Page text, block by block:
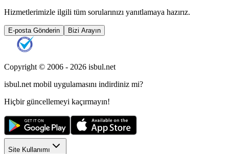
Hizmetlerimizle ilgili tüm sorularınızı yanıtlamaya hazırız.
E-posta Gönderin Bizi Arayın
Copyright © 2006 - 2026 isbul.net
isbul.net mobil uygulamasını indirdiniz mi?
Hiçbir güncellemeyi kaçırmayın!
Site Kullanımı